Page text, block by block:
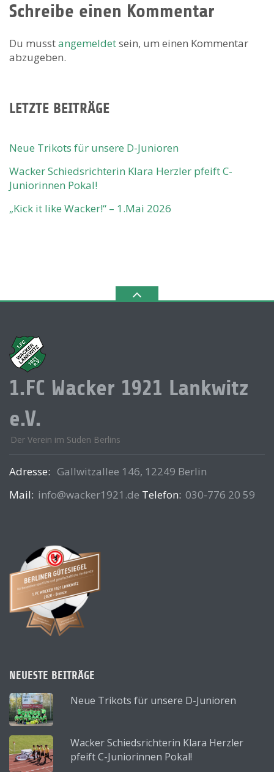
Schreibe einen Kommentar
Du musstangemeldetsein, um einen Kommentar
abzugeben.
LETZTE BEITRÄGE
Neue Trikots für unsere D-Junioren
Wacker Schiedsrichterin Klara Herzler pfeift C-
Juniorinnen Pokal!
„Kick it like Wacker!“ – 1.Mai 2026
1.FC Wacker 1921 Lankwitz
e.V.
Der Verein im Süden Berlins
Adresse: Gallwitzallee 146, 12249 Berlin
Mail: info@wacker1921.de Telefon: 030-776 20 59
NEUESTE BEITRÄGE
Neue Trikots für unsere D-Junioren
Wacker Schiedsrichterin Klara Herzler
pfeift C-Juniorinnen Pokal!